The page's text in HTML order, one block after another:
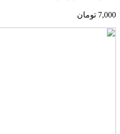
7,000 تومان